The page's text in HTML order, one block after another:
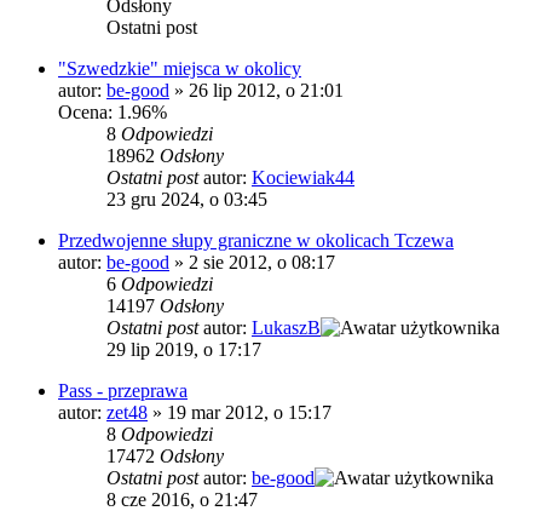
Odsłony
Ostatni post
"Szwedzkie" miejsca w okolicy
autor: be-good » 26 lip 2012, o 21:01
Ocena: 1.96%
8 Odpowiedzi
18962 Odsłony
Ostatni postautor: Kociewiak44
23 gru 2024, o 03:45
Przedwojenne słupy graniczne w okolicach Tczewa
autor: be-good » 2 sie 2012, o 08:17
6 Odpowiedzi
14197 Odsłony
Ostatni postautor: LukaszB
29 lip 2019, o 17:17
Pass - przeprawa
autor: zet48 » 19 mar 2012, o 15:17
8 Odpowiedzi
17472 Odsłony
Ostatni postautor: be-good
8 cze 2016, o 21:47